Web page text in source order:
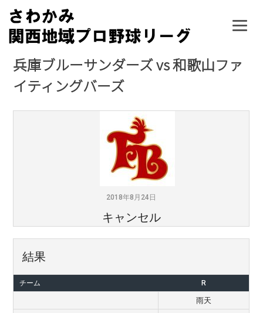
Skip
content
兵庫ブルーサンダーズ vs 和歌山ファ
イティングバーズ
2018年8月24日
キャンセル
結果
チーム R
雨天